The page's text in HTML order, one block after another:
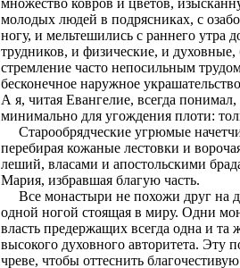
множество ковров и цветов,
молодых людей в подрясниках, с
ногу, и мельтешились с раннего утра
трудников, и физические, и
стремление часто непосильным
бесконечное наружное
А я, читая Евангелие, всегда
минимально для угождения плоти:
Старообрядческие угрюмые
перебирая кожаные лестовки и
леший, власами и апостольскими
Мария, избравшая благую часть.
Все монастыри не похожи друг на
одной ногой стоящая в миру. Одни
власть предержащих всегда одна и
высокого духовного авторитета. Эту
чреве, чтобы оттеснить